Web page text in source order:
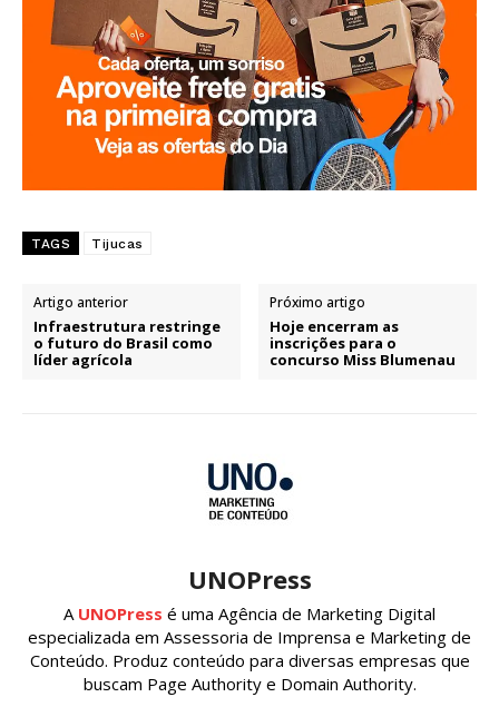
TAGS Tijucas
Artigo anterior
Infraestrutura restringe
o futuro do Brasil como
líder agrícola
Próximo artigo
Hoje encerram as
inscrições para o
concurso Miss Blumenau
UNOPress
A UNOPress é uma Agência de Marketing Digital
especializada em Assessoria de Imprensa e Marketing de
Conteúdo. Produz conteúdo para diversas empresas que
buscam Page Authority e Domain Authority.